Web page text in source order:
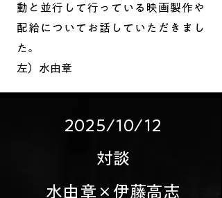
動と並行して行っている映画製作や
配給についてお話していただきまし
た。
​左）水由章
​2025/10/12
​対談
水由章×伊藤高志